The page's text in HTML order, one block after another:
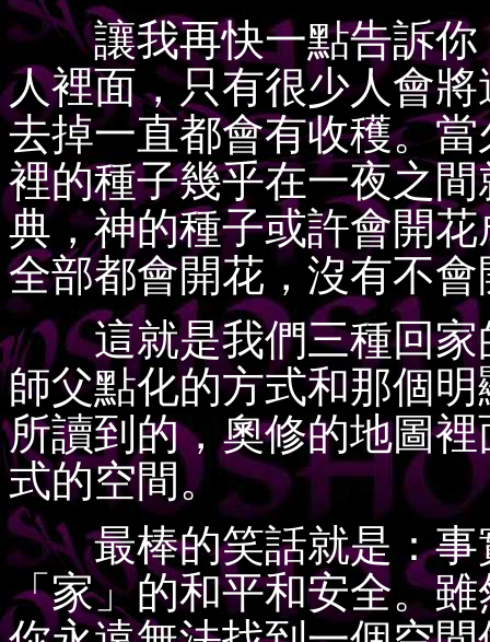
讓我再快一點告訴你
人裡面，只有很少人會
去掉一直都會有收穫。
裡的種子幾乎在一夜之
典，神的種子或許會開
全部都會開花，沒有不
這就是我們三種回家
師父點化的方式和那個
所讀到的，奧修的地圖
式的空間。
最棒的笑話就是：事
「家」的和平和安全。